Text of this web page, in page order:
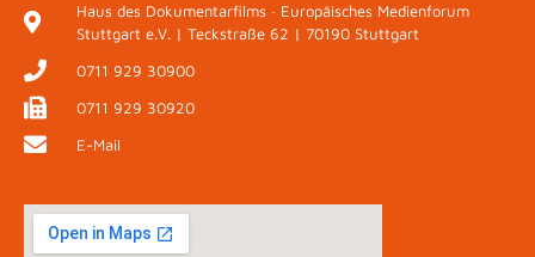
Haus des Dokumentarfilms · Europäisches Medienforum
Stuttgart e.V. | Teckstraße 62 | 70190 Stuttgart
0711 929 30900
0711 929 30920
E-Mail